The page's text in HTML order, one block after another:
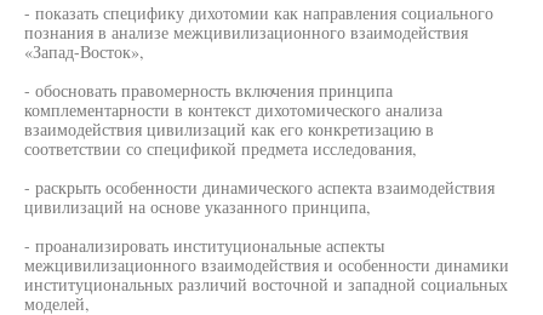
- показать специфику дихотомии как направления социального
познания в анализе межцивилизационного взаимодействия
«Запад-Восток»,
- обосновать правомерность включения принципа
комплементарности в контекст дихотомического анализа
взаимодействия цивилизаций как его конкретизацию в
соответствии со спецификой предмета исследования,
- раскрыть особенности динамического аспекта взаимодействия
цивилизаций на основе указанного принципа,
- проанализировать институциональные аспекты
межцивилизационного взаимодействия и особенности динамики
институциональных различий восточной и западной социальных
моделей,